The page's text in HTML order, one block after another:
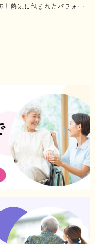
！熱気に包まれたパフォー